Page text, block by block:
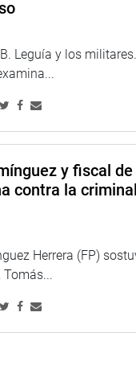
Leguía y los
y fiscal
contra la
Herrera (FP)